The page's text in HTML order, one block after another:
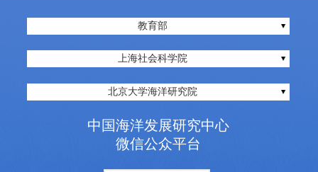
教育部
上海社会科学院
北京大学海洋研究院
中国海洋发展研究中心
微信公众平台